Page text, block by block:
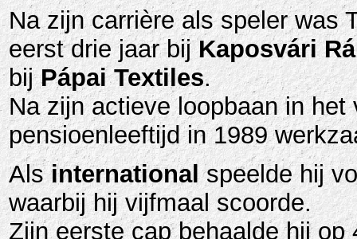
Na zijn carrière als speler was
eerst drie jaar bijKaposvári
bijPápai Textiles.
Na zijn actieve loopbaan in
pensioenleeftijd in 1989
Alsinternationalspeelde hij
waarbij hij vijfmaal scoorde.
Zijn eerste cap behaalde hij op